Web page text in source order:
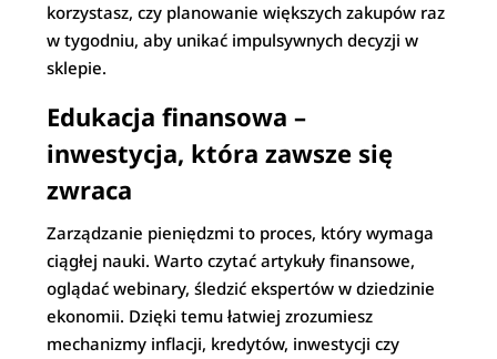
korzystasz, czy planowanie większych zakupów raz
w tygodniu, aby unikać impulsywnych decyzji w
sklepie.
Edukacja finansowa –
inwestycja, która zawsze się
zwraca
Zarządzanie pieniędzmi to proces, który wymaga
ciągłej nauki. Warto czytać artykuły finansowe,
oglądać webinary, śledzić ekspertów w dziedzinie
ekonomii. Dzięki temu łatwiej zrozumiesz
mechanizmy inflacji, kredytów, inwestycji czy